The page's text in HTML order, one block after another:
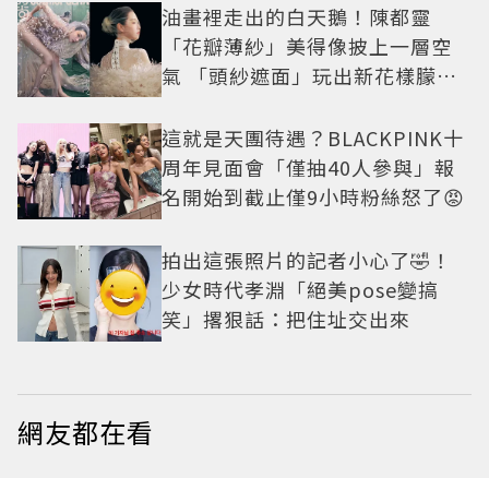
油畫裡走出的白天鵝！陳都靈
「花瓣薄紗」美得像披上一層空
氣 「頭紗遮面」玩出新花樣朦朧
這就是天團待遇？BLACKPINK十
周年見面會「僅抽40人參與」報
名開始到截止僅9小時粉絲怒了😡
拍出這張照片的記者小心了🤣！
少女時代孝淵「絕美pose變搞
笑」撂狠話：把住址交出來
網友都在看